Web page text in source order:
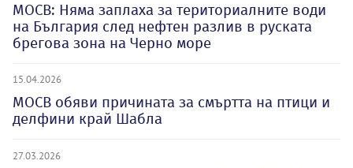
МОСВ: Няма заплаха за териториалните води
на България след нефтен разлив в руската
брегова зона на Черно море
15.04.2026
МОСВ обяви причината за смъртта на птици и
делфини край Шабла
27.03.2026